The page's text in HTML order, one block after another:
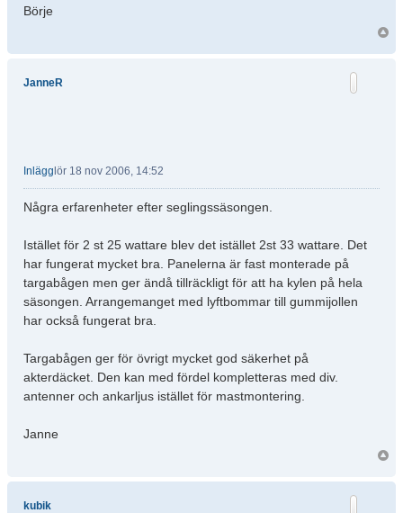
Börje
JanneR
Inlägg lör 18 nov 2006, 14:52
Några erfarenheter efter seglingssäsongen.
Istället för 2 st 25 wattare blev det istället 2st 33 wattare. Det
har fungerat mycket bra. Panelerna är fast monterade på
targabågen men ger ändå tillräckligt för att ha kylen på hela
säsongen. Arrangemanget med lyftbommar till gummijollen
har också fungerat bra.
Targabågen ger för övrigt mycket god säkerhet på
akterdäcket. Den kan med fördel kompletteras med div.
antenner och ankarljus istället för mastmontering.
Janne
kubik